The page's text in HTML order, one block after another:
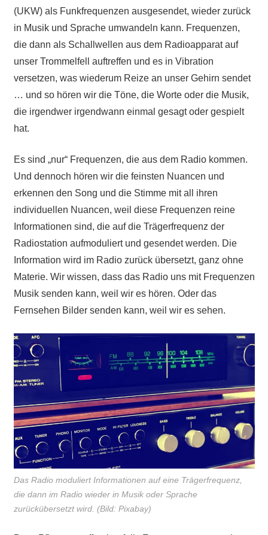
(UKW) als Funkfrequenzen ausgesendet, wieder zurück
in Musik und Sprache umwandeln kann. Frequenzen,
die dann als Schallwellen aus dem Radioapparat auf
unser Trommelfell auftreffen und es in Vibration
versetzen, was wiederum Reize an unser Gehirn sendet
… und so hören wir die Töne, die Worte oder die Musik,
die irgendwer irgendwann einmal gesagt oder gespielt
hat.
Es sind „nur“ Frequenzen, die aus dem Radio kommen.
Und dennoch hören wir die feinsten Nuancen und
erkennen den Song und die Stimme mit all ihren
individuellen Nuancen, weil diese Frequenzen reine
Informationen sind, die auf die Trägerfrequenz der
Radiostation aufmoduliert und gesendet werden. Die
Information wird im Radio zurück übersetzt, ganz ohne
Materie. Wir wissen, dass das Radio uns mit Frequenzen
Musik senden kann, weil wir es hören. Oder das
Fernsehen Bilder senden kann, weil wir es sehen.
Das Radio moduliert Informationen auf eine Trägerfrequenz,
die dann im Radio wieder in Musik oder Sprache
zurückübersetzt wird. (Bild: Pixabay)